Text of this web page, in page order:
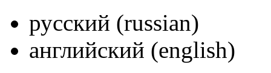
русский (russian)
английский (english)